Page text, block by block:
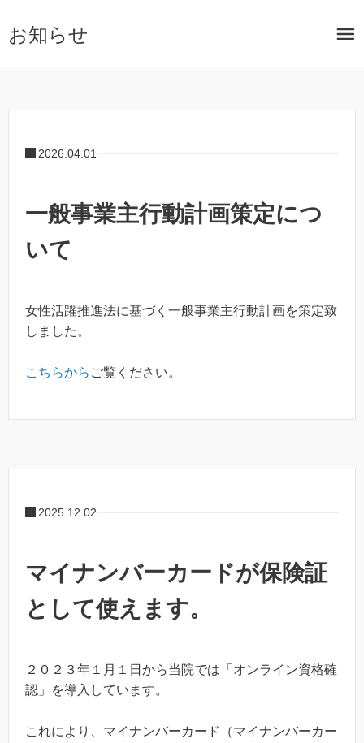
お知らせ
2026.04.01
一般事業主行動計画策定につ
いて
女性活躍推進法に基づく一般事業主行動計画を策定致
しました。
こちらから ご覧ください。
2025.12.02
マイナンバーカードが保険証
として使えます。
２０２３年１月１日から当院では「オンライン資格確
認」を導入しています。
これにより、マイナンバーカード（マイナンバーカー